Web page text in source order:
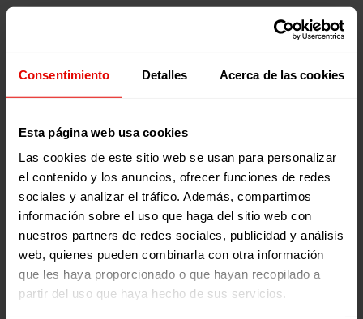
Consentimiento Detalles Acerca de las cookies
Esta página web usa cookies
Las cookies de este sitio web se usan para personalizar
el contenido y los anuncios, ofrecer funciones de redes
sociales y analizar el tráfico. Además, compartimos
información sobre el uso que haga del sitio web con
nuestros partners de redes sociales, publicidad y análisis
web, quienes pueden combinarla con otra información
que les haya proporcionado o que hayan recopilado a
partir del uso que haya hecho de sus servicios.
Publicaciones relacionadas:
Memorias
INFORME ANUAL
ENTRECULTURAS 2025
Revista trimestral
REVISTA TRIMESTRAL
101